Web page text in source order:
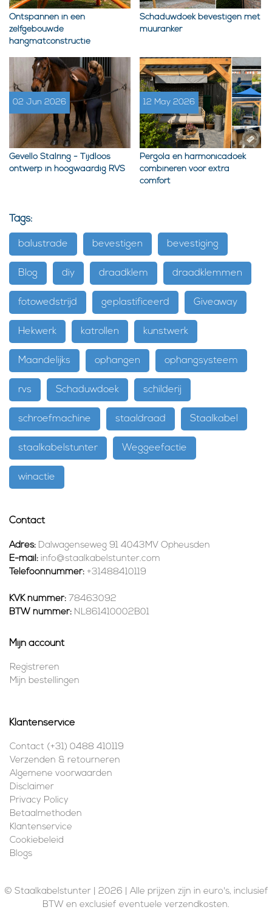
Ontspannen in een
zelfgebouwde
hangmatconstructie
Schaduwdoek bevestigen met
muuranker
02 Jun 2026
Gevello Stalring - Tijdloos
ontwerp in hoogwaardig RVS
12 May 2026
Pergola en harmonicadoek
combineren voor extra
comfort
Tags:
balustrade bevestigen bevestiging
Blog diy draadklem draadklemmen
fotowedstrijd geplastificeerd Giveaway
Hekwerk katrollen kunstwerk
Maandelijks ophangen ophangsysteem
rvs Schaduwdoek schilderij
schroefmachine staaldraad Staalkabel
staalkabelstunter Weggeefactie
winactie
Contact
Adres: Dalwagenseweg 91 4043MV Opheusden
E-mail: info@staalkabelstunter.com
Telefoonnummer: +31488410119
KVK nummer: 78463092
BTW nummer: NL861410002B01
Mijn account
Registreren
Mijn bestellingen
Klantenservice
Contact (+31) 0488 410119
Verzenden & retourneren
Algemene voorwaarden
Disclaimer
Privacy Policy
Betaalmethoden
Klantenservice
Cookiebeleid
Blogs
© Staalkabelstunter | 2026 | Alle prijzen zijn in euro's, inclusief
BTW en exclusief eventuele verzendkosten.